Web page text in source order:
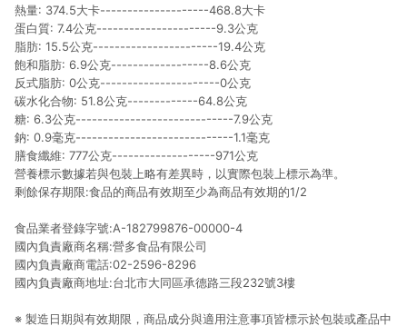
熱量: 374.5大卡--------------------468.8大卡
蛋白質: 7.4公克----------------------9.3公克
脂肪: 15.5公克-----------------------19.4公克
飽和脂肪: 6.9公克------------------8.6公克
反式脂肪: 0公克----------------------0公克
碳水化合物: 51.8公克-------------64.8公克
糖: 6.3公克-----------------------------7.9公克
鈉: 0.9毫克-----------------------------1.1毫克
膳食纖維: 777公克-------------------971公克
營養標示數據若與包裝上略有差異時，以實際包裝上標示為準。
剩餘保存期限:食品的商品有效期至少為商品有效期的1/2
食品業者登錄字號:A-182799876-00000-4
國內負責廠商名稱:營多食品有限公司
國內負責廠商電話:02-2596-8296
國內負責廠商地址:台北市大同區承德路三段232號3樓
※ 製造日期與有效期限，商品成分與適用注意事項皆標示於包裝或產品中